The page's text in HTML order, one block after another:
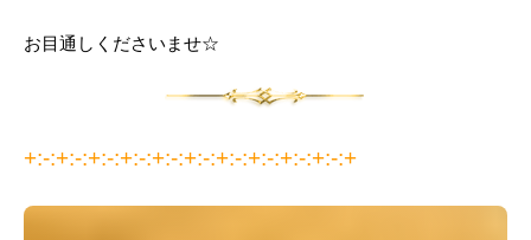
お目通しくださいませ☆
+:-:+:-:+:-:+:-:+:-:+:-:+:-:+:-:+:-:+:-:+